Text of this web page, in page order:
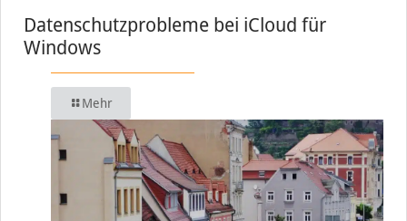
Datenschutzprobleme bei iCloud für
Windows
Mehr